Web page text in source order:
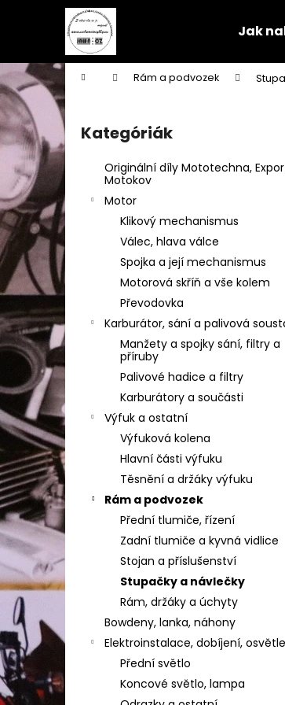
tartalomhoz
Jak
KezdőlapRám a podvozek
O
l
d
a
s
ó
p
a
n
l
Kategóriák
átugrása
Kategóriák
Originální díly Mototechna,
Motokov
Motor
Klikový mechanismus
Válec, hlava válce
Spojka a její mechanismus
Motorová skříň a vše kolem
Převodovka
Karburátor, sání a palivová
Manžety a spojky sání, filtry a
příruby
Palivové hadice a filtry
Karburátory a součásti
Výfuk a ostatní
Výfuková kolena
Hlavní části výfuku
Těsnění a držáky výfuku
Rám a podvozek
Přední tlumiče, řízení
Zadní tlumiče a kyvná vidlice
Stojan a příslušenství
Stupačky a návlečky
Rám, držáky a úchyty
Bowdeny, lanka, náhony
Elektroinstalace, dobíjení,
Přední světlo
Koncové světlo, lampa
á
r
Vissza
a boltba
Vissza
a boltba